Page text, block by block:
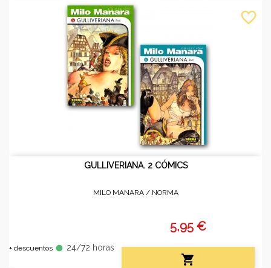
GULLIVERIANA. 2 CÓMICS
MILO MANARA / NORMA
+ descuentos fiber_manual_record 24/72 horas
5,95 €

favorite_border